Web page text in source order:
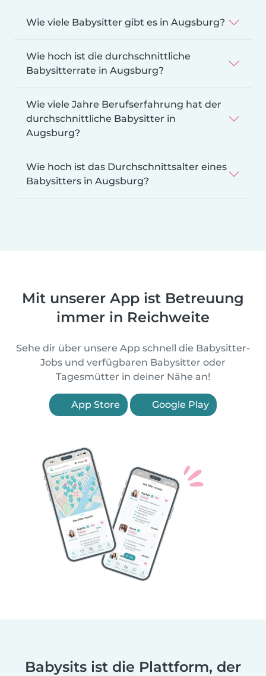
Wie viele Babysitter gibt es in Augsburg?
Wie hoch ist die durchschnittliche
Babysitterrate in Augsburg?
Wie viele Jahre Berufserfahrung hat der
durchschnittliche Babysitter in
Augsburg?
Wie hoch ist das Durchschnittsalter eines
Babysitters in Augsburg?
Mit unserer App ist Betreuung
immer in Reichweite
Sehe dir über unsere App schnell die Babysitter-
Jobs und verfügbaren Babysitter oder
Tagesmütter in deiner Nähe an!
App Store Google Play
Babysits ist die Plattform, der